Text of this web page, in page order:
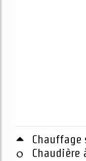
0
Chauffage
Chaudière